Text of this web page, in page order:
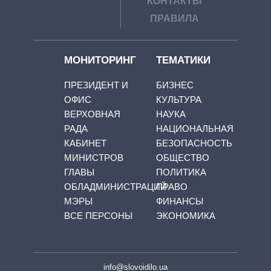
ПРАВИЛА
МОНИТОРИНГ
ПРЕЗИДЕНТ И
ОФИС
ВЕРХОВНАЯ
РАДА
КАБИНЕТ
МИНИСТРОВ
ГЛАВЫ
ОБЛАДМИНИСТРАЦИЙ
МЭРЫ
ВСЕ ПЕРСОНЫ
ТЕМАТИКИ
БИЗНЕС
КУЛЬТУРА
НАУКА
НАЦИОНАЛЬНАЯ
БЕЗОПАСНОСТЬ
ОБЩЕСТВО
ПОЛИТИКА
ПРАВО
ФИНАНСЫ
ЭКОНОМИКА
info@slovoidilo.ua